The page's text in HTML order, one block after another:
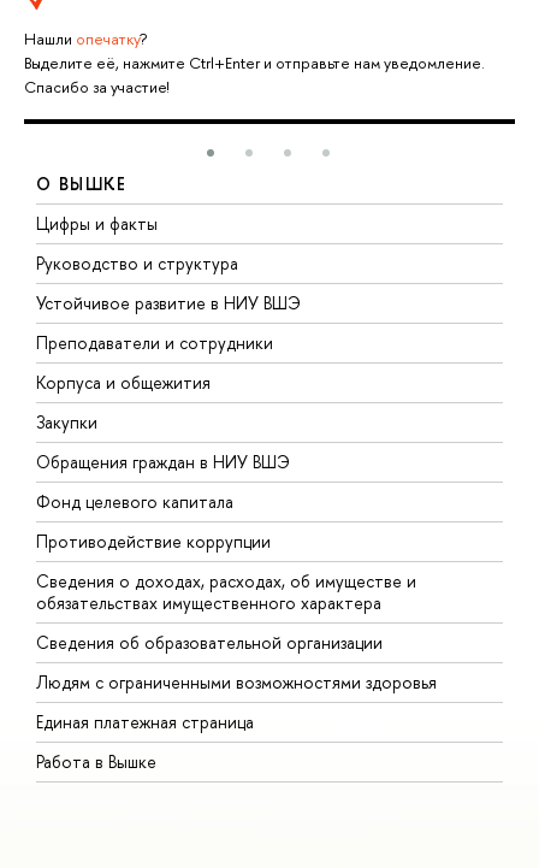
Нашли опечатку?
Выделите её, нажмите Ctrl+Enter и отправьте нам уведомление.
Спасибо за участие!
О ВЫШКЕ
Цифры и факты
Руководство и структура
Устойчивое развитие в НИУ ВШЭ
Преподаватели и сотрудники
Корпуса и общежития
Закупки
Обращения граждан в НИУ ВШЭ
Фонд целевого капитала
Противодействие коррупции
Сведения о доходах, расходах, об имуществе и
обязательствах имущественного характера
Сведения об образовательной организации
Людям с ограниченными возможностями здоровья
Единая платежная страница
Работа в Вышке